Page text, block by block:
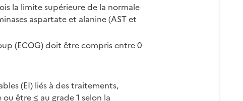
la limite supérieure de la normale
aspartate et alanine (AST et
(ECOG) doit être compris entre 0
(EI) liés à des traitements,
être ≤ au grade 1 selon la